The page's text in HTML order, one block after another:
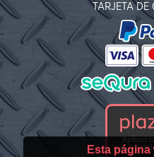
TARJETA DE
Esta